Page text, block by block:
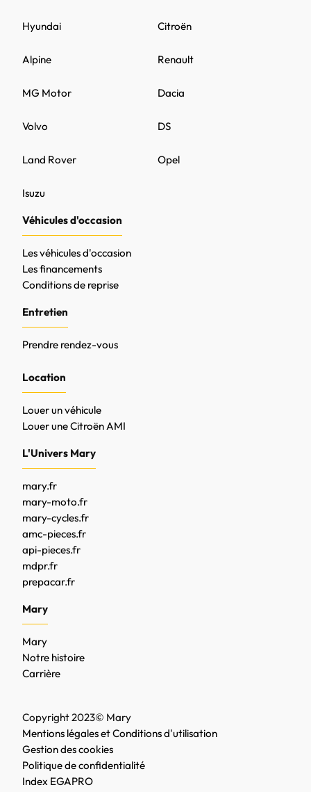
DS
MG Motor
Citroën
Opel
Volvo
Renault
Hyundai
Land Rover
Dacia
Alpine
Isuzu
Véhicules d'occasion
Les véhicules d'occasion
Les financements
Conditions de reprise
Entretien
Prendre rendez-vous
Location
Louer un véhicule
Louer une Citroën AMI
L'Univers Mary
mary.fr
mary-moto.fr
mary-cycles.fr
amc-pieces.fr
api-pieces.fr
mdpr.fr
prepacar.fr
Mary
Mary
Notre histoire
Carrière
Copyright 2023© Mary
Mentions légales et Conditions d'utilisation
Gestion des cookies
Politique de confidentialité
Index EGAPRO